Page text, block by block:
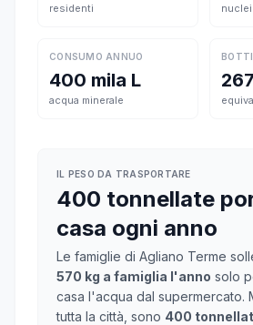
residenti
CONSUMO ANNUO
400 mila L
acqua minerale
IL PESO DA TRASPORTARE
400 tonnellate
casa ogni anno
Le famiglie di Agliano Terme
570 kg a famiglia l'anno solo
casa l'acqua dal supermercato.
tutta la città, sono 400